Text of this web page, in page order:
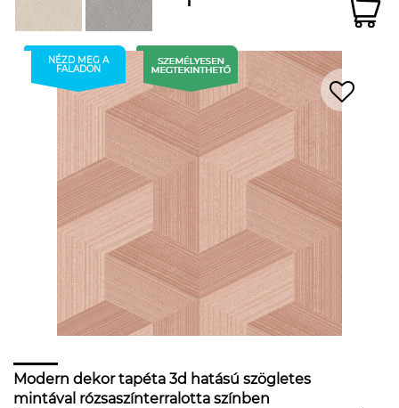
NÉZD MEG A
FALADON
Modern dekor tapéta 3d hatású szögletes
mintával rózsaszínterralotta színben